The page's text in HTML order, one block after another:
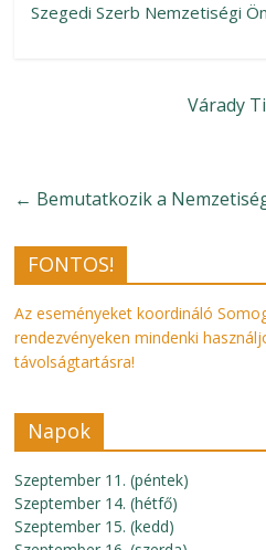
Szegedi Szerb Nemzetiségi
Várady
← Bemutatkozik a
FONTOS!
Az eseményeket koordináló
rendezvényeken mindenki
távolságtartásra!
Napok
Szeptember 11. (péntek)
Szeptember 14. (hétfő)
Szeptember 15. (kedd)